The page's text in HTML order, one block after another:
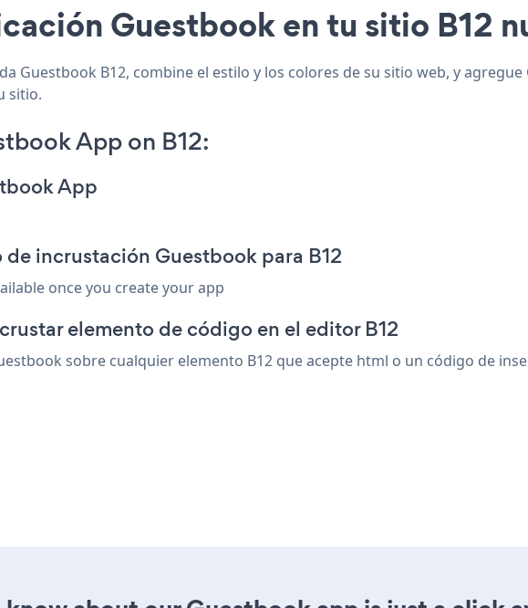
Guestbook en tu sitio B12
Guestbook B12, combine el estilo y los colores de su sitio web, y
sitio.
App on B12:
App
incrustación Guestbook para B12
once you create your app
elemento de código en el editor B12
sobre cualquier elemento B12 que acepte html o un código de